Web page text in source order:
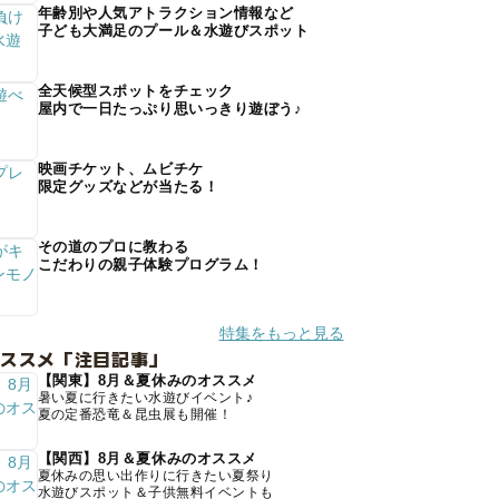
年齢別や人気アトラクション情報など
子ども大満足のプール＆水遊びスポット
全天候型スポットをチェック
屋内で一日たっぷり思いっきり遊ぼう♪
映画チケット、ムビチケ
限定グッズなどが当たる！
その道のプロに教わる
こだわりの親子体験プログラム！
特集をもっと見る
スメ「注目記事」
【関東】8月＆夏休みのオススメ
暑い夏に行きたい水遊びイベント♪
夏の定番恐竜＆昆虫展も開催！
【関西】8月＆夏休みのオススメ
夏休みの思い出作りに行きたい夏祭り
水遊びスポット＆子供無料イベントも